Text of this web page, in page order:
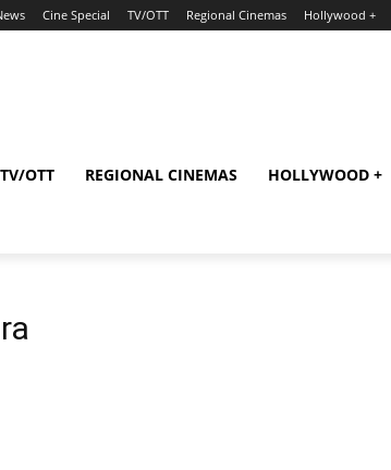
Cine Special TV/OTT Regional Cinemas Hollywood +
TV/OTT REGIONAL CINEMAS HOLLYWOOD +